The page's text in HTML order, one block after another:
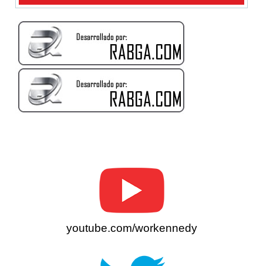
youtube.com/workennedy